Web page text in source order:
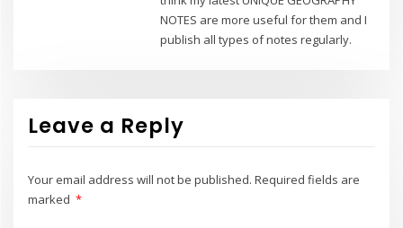
NOTES are more useful for them and I
publish all types of notes regularly.
Leave a Reply
Your email address will not be published. Required fields are
marked *